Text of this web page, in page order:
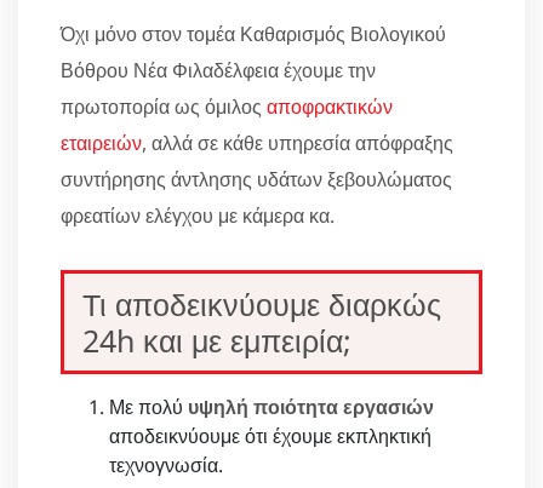
Όχι μόνο στον τομέα Καθαρισμός Βιολογικού
Βόθρου Νέα Φιλαδέλφεια έχουμε την
πρωτοπορία ως όμιλος αποφρακτικών
εταιρειών, αλλά σε κάθε υπηρεσία απόφραξης
συντήρησης άντλησης υδάτων ξεβουλώματος
φρεατίων ελέγχου με κάμερα κα.
Τι αποδεικνύουμε διαρκώς
24h και με εμπειρία;
Με πολύ υψηλή ποιότητα εργασιών
αποδεικνύουμε ότι έχουμε εκπληκτική
τεχνογνωσία.